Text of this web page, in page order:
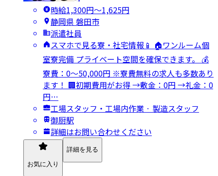
時給1,300円〜1,625円
静岡県 磐田市
派遣社員
スマホで見る寮・社宅情報📱 🏠ワンルーム個
室寮完備 プライベート空間を確保できます。 💰
寮費：0～50,000円 ※寮費無料の求人も多数あり
ます！ 🏢初期費用がお得 →敷金：0円 →礼金：0
円…
工場スタッフ・工場内作業 · 製造スタッフ
御厨駅
詳細はお問い合わせください
お気に入り
詳細を見る